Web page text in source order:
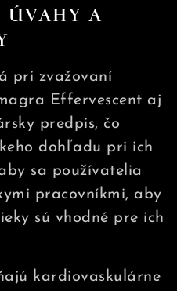
ÚVAHY A
pri zvažovaní
Effervescent aj
predpis, čo
dohľadu pri ich
sa používatelia
pracovníkmi, aby
sú vhodné pre ich
kardiovaskulárne